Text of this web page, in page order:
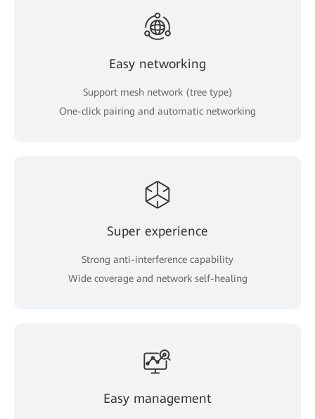
Easy networking
Support mesh network (tree type)
One-click pairing and automatic networking
Super experience
Strong anti-interference capability
Wide coverage and network self-healing
Easy management